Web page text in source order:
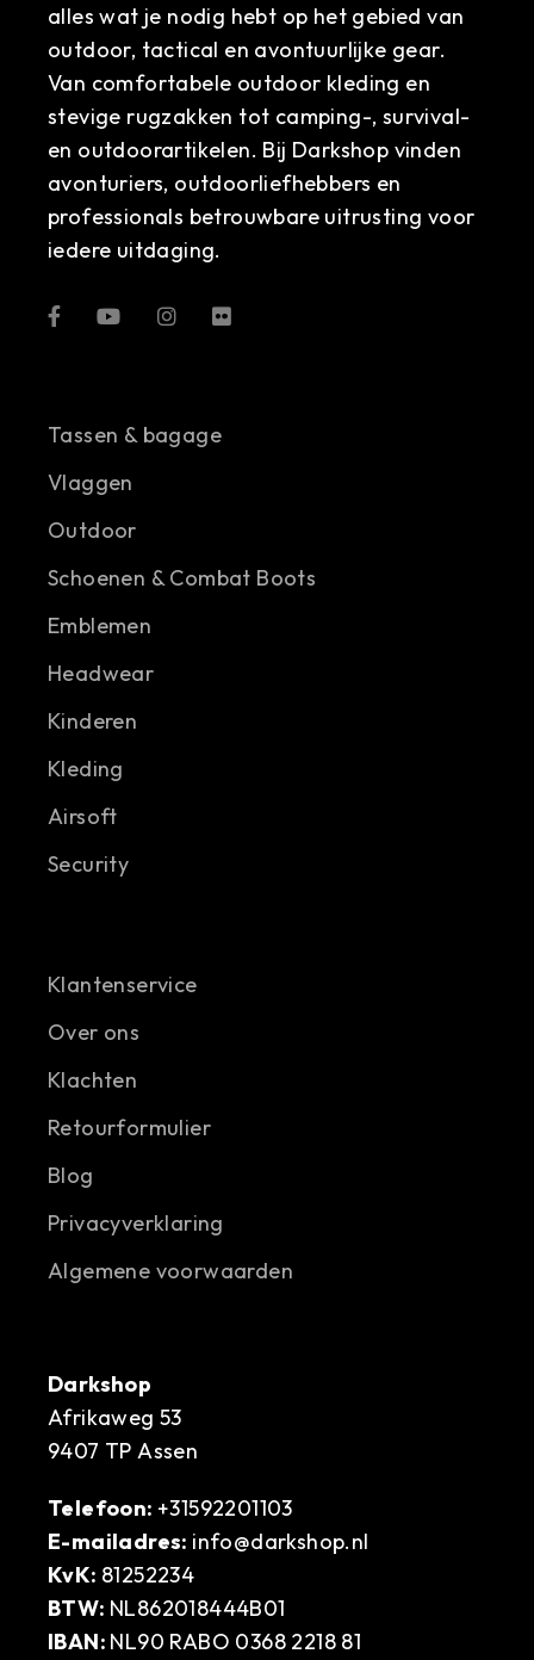
alles wat je nodig hebt op het gebied van
outdoor, tactical en avontuurlijke gear.
Van comfortabele outdoor kleding en
stevige rugzakken tot camping-, survival-
en outdoorartikelen. Bij Darkshop vinden
avonturiers, outdoorliefhebbers en
professionals betrouwbare uitrusting voor
iedere uitdaging.
Tassen & bagage
Vlaggen
Outdoor
Schoenen & Combat Boots
Emblemen
Headwear
Kinderen
Kleding
Airsoft
Security
Klantenservice
Over ons
Klachten
Retourformulier
Blog
Privacyverklaring
Algemene voorwaarden
Darkshop
Afrikaweg 53
9407 TP Assen
Telefoon: +31592201103
E-mailadres: info@darkshop.nl
KvK: 81252234
BTW: NL862018444B01
IBAN: NL90 RABO 0368 2218 81